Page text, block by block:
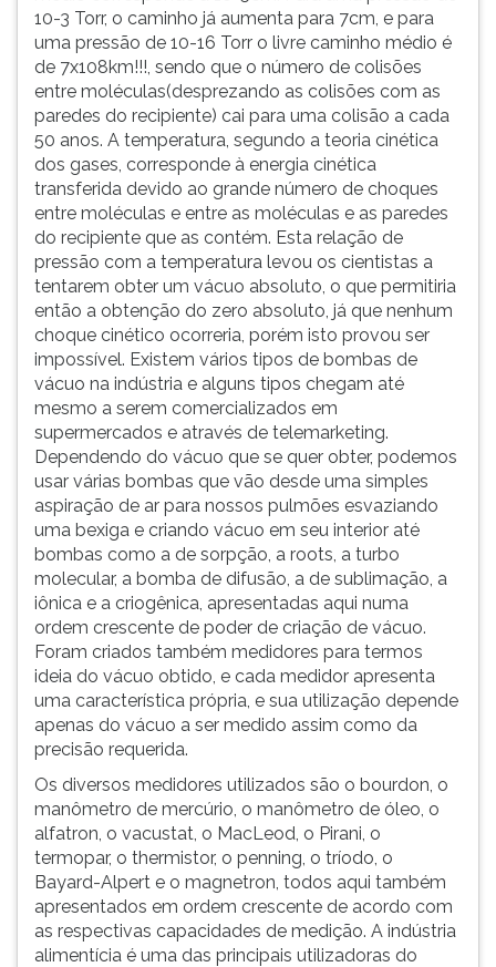
10-3 Torr, o caminho já aumenta para 7cm, e para
uma pressão de 10-16 Torr o livre caminho médio é
de 7x108km!!!, sendo que o número de colisões
entre moléculas(desprezando as colisões com as
paredes do recipiente) cai para uma colisão a cada
50 anos. A temperatura, segundo a teoria cinética
dos gases, corresponde à energia cinética
transferida devido ao grande número de choques
entre moléculas e entre as moléculas e as paredes
do recipiente que as contém. Esta relação de
pressão com a temperatura levou os cientistas a
tentarem obter um vácuo absoluto, o que permitiria
então a obtenção do zero absoluto, já que nenhum
choque cinético ocorreria, porém isto provou ser
impossível. Existem vários tipos de bombas de
vácuo na indústria e alguns tipos chegam até
mesmo a serem comercializados em
supermercados e através de telemarketing.
Dependendo do vácuo que se quer obter, podemos
usar várias bombas que vão desde uma simples
aspiração de ar para nossos pulmões esvaziando
uma bexiga e criando vácuo em seu interior até
bombas como a de sorpção, a roots, a turbo
molecular, a bomba de difusão, a de sublimação, a
iônica e a criogênica, apresentadas aqui numa
ordem crescente de poder de criação de vácuo.
Foram criados também medidores para termos
ideia do vácuo obtido, e cada medidor apresenta
uma característica própria, e sua utilização depende
apenas do vácuo a ser medido assim como da
precisão requerida.
Os diversos medidores utilizados são o bourdon, o
manômetro de mercúrio, o manômetro de óleo, o
alfatron, o vacustat, o MacLeod, o Pirani, o
termopar, o thermistor, o penning, o tríodo, o
Bayard-Alpert e o magnetron, todos aqui também
apresentados em ordem crescente de acordo com
as respectivas capacidades de medição. A indústria
alimentícia é uma das principais utilizadoras do